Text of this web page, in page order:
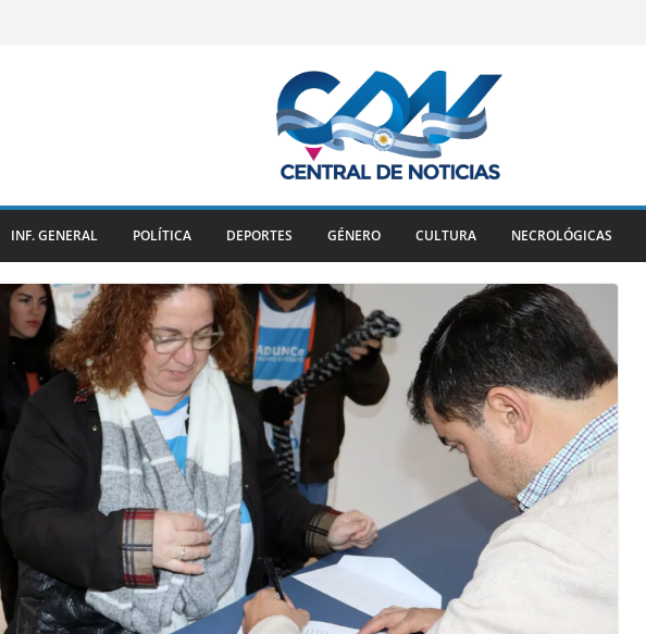
INF. GENERAL POLÍTICA DEPORTES GÉNERO CULTURA NECROLÓGICAS